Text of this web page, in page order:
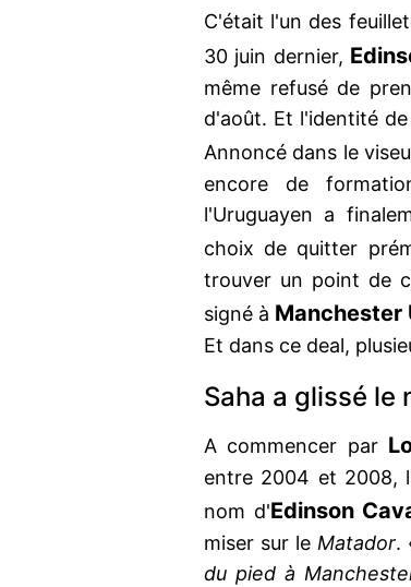
C'était l'un des
30 juin dernier,
même refusé de
d'août. Et l'identité
Annoncé dans le
encore de
l'Uruguayen a
choix de quitter
trouver un point de
signé à Manchester
Et dans ce deal,
Saha a glissé le
A commencer par
entre 2004 et 2008,
nom d'Edinson
miser sur le Matador.
du pied à